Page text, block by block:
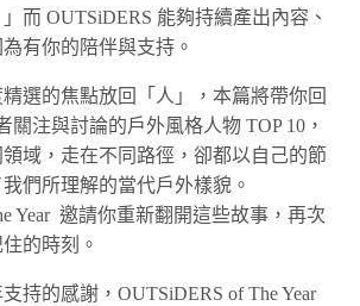
而 OUTSiDERS 能夠持續產出內容、
有你的陪伴與支持。
選的焦點放回「人」，本篇將帶你回
關注與討論的戶外風格人物 TOP 10，
域，走在不同路徑，卻都以自己的節
們所理解的當代戶外樣貌。
Year 邀請你重新翻開這些故事，再次
的時刻。
持的感謝，OUTSiDERS of The Year